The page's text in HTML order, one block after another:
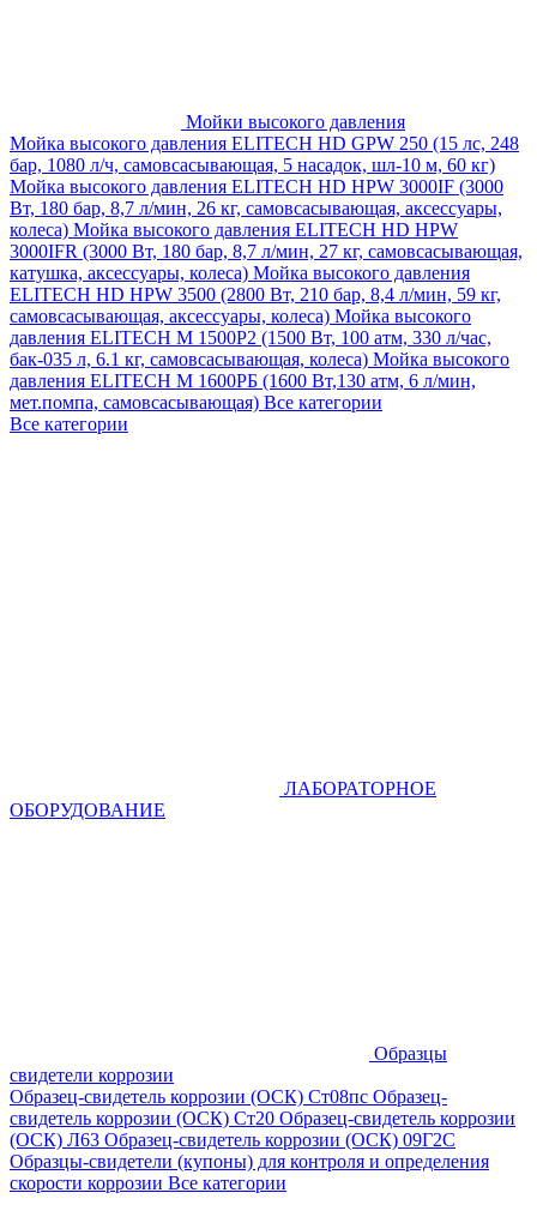
Мойки высокого давления
Мойка высокого давления ELITECH HD GPW 250 (15 лс, 248
бар, 1080 л/ч, самовсасывающая, 5 насадок, шл-10 м, 60 кг)
Мойка высокого давления ELITECH HD HPW 3000IF (3000
Вт, 180 бар, 8,7 л/мин, 26 кг, самовсасывающая, аксессуары,
колеса) Мойка высокого давления ELITECH HD HPW
3000IFR (3000 Вт, 180 бар, 8,7 л/мин, 27 кг, самовсасывающая,
катушка, аксессуары, колеса) Мойка высокого давления
ELITECH HD HPW 3500 (2800 Вт, 210 бар, 8,4 л/мин, 59 кг,
самовсасывающая, аксессуары, колеса) Мойка высокого
давления ELITECH M 1500P2 (1500 Вт, 100 атм, 330 л/час,
бак-035 л, 6.1 кг, самовсасывающая, колеса) Мойка высокого
давления ELITECH М 1600РБ (1600 Вт,130 атм, 6 л/мин,
мет.помпа, самовсасывающая) Все категории
Все категории
ЛАБОРАТОРНОЕ
ОБОРУДОВАНИЕ
Образцы
свидетели коррозии
Образец-свидетель коррозии (ОСК) Ст08пс Образец-
свидетель коррозии (ОСК) Ст20 Образец-свидетель коррозии
(ОСК) Л63 Образец-свидетель коррозии (ОСК) 09Г2С
Образцы-свидетели (купоны) для контроля и определения
скорости коррозии Все категории